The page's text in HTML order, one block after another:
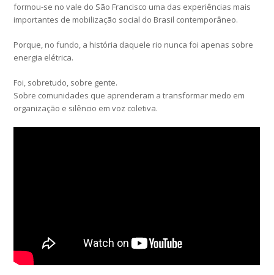
formou-se no vale do São Francisco uma das experiências mais
importantes de mobilização social do Brasil contemporâneo.
Porque, no fundo, a história daquele rio nunca foi apenas sobre
energia elétrica.
Foi, sobretudo, sobre gente.
Sobre comunidades que aprenderam a transformar medo em
organização e silêncio em voz coletiva.